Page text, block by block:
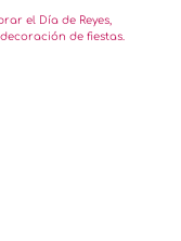
el Día de Reyes,
de fiestas.